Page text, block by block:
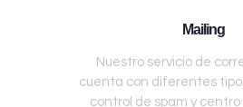
Mailing
Nuestro servicio de
cuenta con diferentes
control de spam y